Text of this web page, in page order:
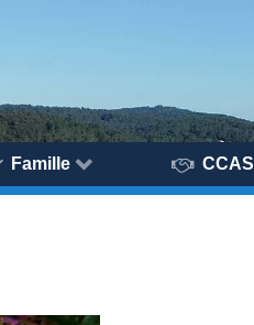
Famille CCAS